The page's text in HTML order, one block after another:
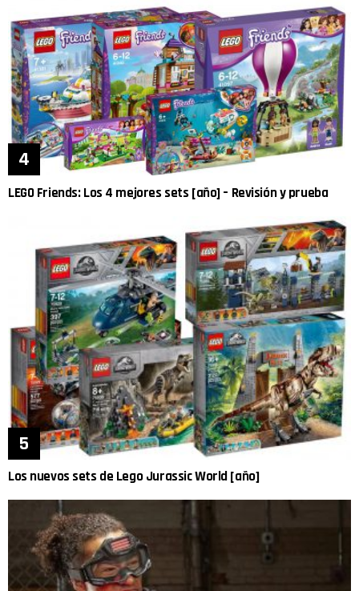
LEGO Friends: Los 4 mejores sets [año] – Revisión y prueba
Los nuevos sets de Lego Jurassic World [año]